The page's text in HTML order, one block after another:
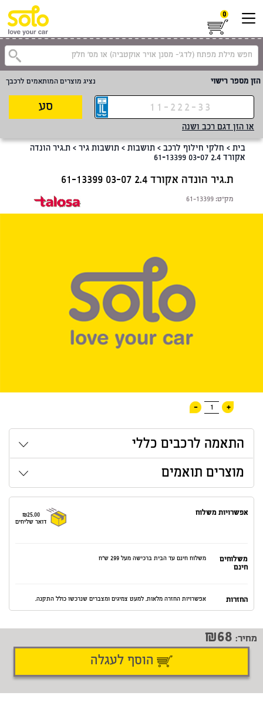
0
הזן מספר רישוי נציג מוצרים המותאמים לרכבך
סע
או הזן דגם רכב ושנה
בית > חלקי חילוף לרכב > תושבות > תושבות גיר > ת.גיר הונדה
אקורד 2.4 03-07 61-13399
ת.גיר הונדה אקורד 2.4 03-07 61-13399
מק"ט: 61-13399
+
1
-
התאמה לרכבים כללי
מוצרים תואמים
אפשרויות משלוח
₪25.00
דואר שליחים
משלוחים
חינם
משלוח חינם עד הבית ברכישה מעל 299 ש"ח
החזרות אפשרויות החזרה מלאות. למעט צמיגים ומצברים שנרכשו כולל התקנה.
שתף דיווח על טעות
מחיר: 68
הוסף לעגלה